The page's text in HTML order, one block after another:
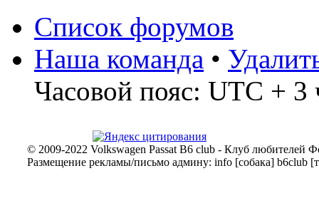
Список форумов
Наша команда •
Часовой пояс: UTC + 3
© 2009-2022 Volkswagen Passat B6 club - Клуб любителей
Размещение рекламы/письмо админу: info [собака] b6club